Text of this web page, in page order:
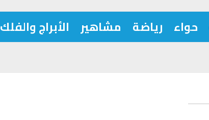
حواء رياضة مشاهير الأبراج والفلك